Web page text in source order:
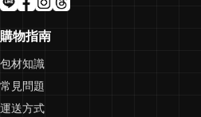
購物指南
包材知識
常見問題
運送方式